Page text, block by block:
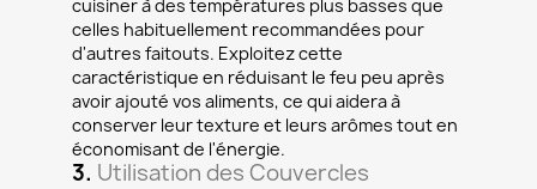
cuisiner à des températures plus basses que
celles habituellement recommandées pour
d'autres faitouts. Exploitez cette
caractéristique en réduisant le feu peu après
avoir ajouté vos aliments, ce qui aidera à
conserver leur texture et leurs arômes tout en
économisant de l'énergie.
3. Utilisation des Couvercles